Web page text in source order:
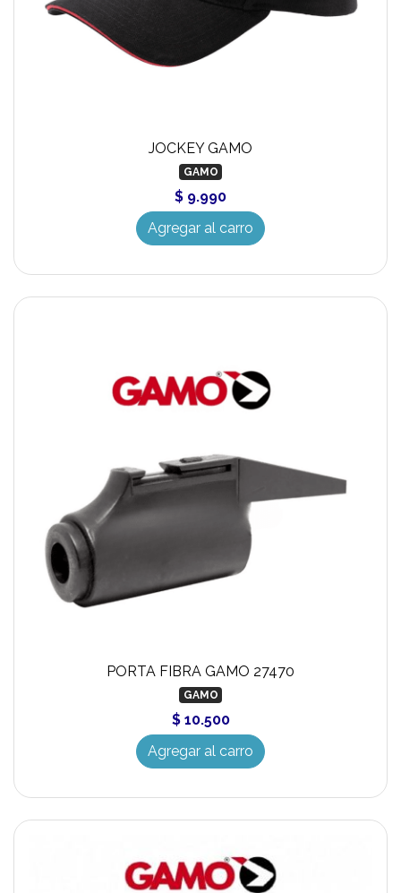
JOCKEY GAMO
GAMO
$ 9.990
Agregar al carro
PORTA FIBRA GAMO 27470
GAMO
$ 10.500
Agregar al carro